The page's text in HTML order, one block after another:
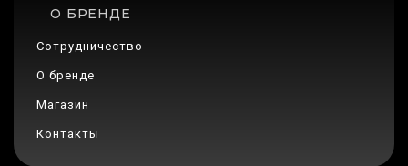
О БРЕНДЕ
Сотрудничество
О бренде
Магазин
Контакты